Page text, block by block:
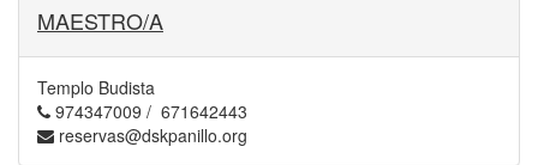
MAESTRO/A
Templo Budista
974347009 / 671642443
reservas@dskpanillo.org